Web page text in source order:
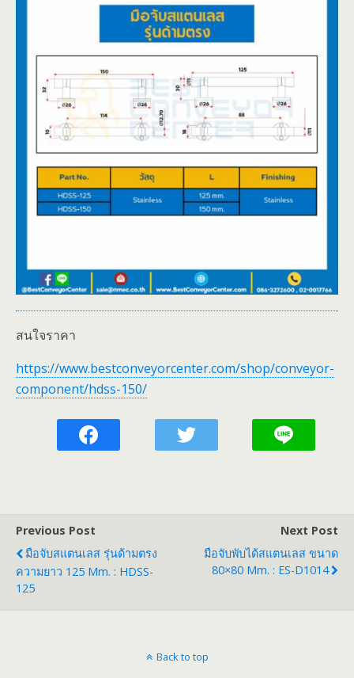
สนใจราคา
https://www.bestconveyorcenter.com/shop/conveyor-
component/hdss-150/
Previous Post
มือจับสแตนเลส รุ่นด้ามตรง
ความยาว 125 Mm. : HDSS-
125
Next Post
มือจับพับได้สแตนเลส ขนาด
80×80 Mm. : ES-D1014
Back to top